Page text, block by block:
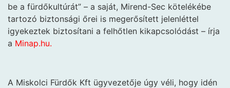
be a fürdőkultúrát” – a saját, Mirend-Sec kötelékébe
tartozó biztonsági őrei is megerősített jelenléttel
igyekeztek biztosítani a felhőtlen kikapcsolódást – írja
a Minap.hu.
A Miskolci Fürdők Kft ügyvezetője úgy véli, hogy idén